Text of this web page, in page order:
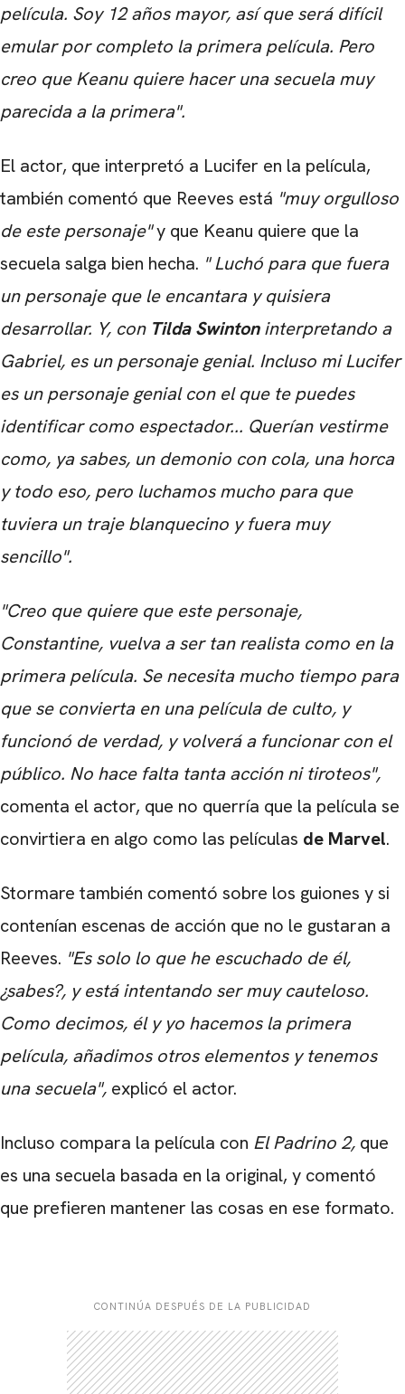
película. Soy 12 años mayor, así que será difícil
emular por completo la primera película. Pero
creo que Keanu quiere hacer una secuela muy
parecida a la primera".
El actor, que interpretó a Lucifer en la película,
también comentó que Reeves está "muy orgulloso
de este personaje"y que Keanu quiere que la
secuela salga bien hecha. " Luchó para que fuera
un personaje que le encantara y quisiera
desarrollar. Y, con Tilda Swintoninterpretando a
Gabriel, es un personaje genial. Incluso mi Lucifer
es un personaje genial con el que te puedes
identificar como espectador... Querían vestirme
como, ya sabes, un demonio con cola, una horca
y todo eso, pero luchamos mucho para que
tuviera un traje blanquecino y fuera muy
sencillo".
"Creo que quiere que este personaje,
Constantine, vuelva a ser tan realista como en la
primera película. Se necesita mucho tiempo para
que se convierta en una película de culto, y
funcionó de verdad, y volverá a funcionar con el
público. No hace falta tanta acción ni tiroteos",
comenta el actor, que no querría que la película se
convirtiera en algo como las películas de Marvel.
Stormare también comentó sobre los guiones y si
contenían escenas de acción que no le gustaran a
Reeves. "Es solo lo que he escuchado de él,
¿sabes?, y está intentando ser muy cauteloso.
Como decimos, él y yo hacemos la primera
película, añadimos otros elementos y tenemos
una secuela", explicó el actor.
Incluso compara la película con El Padrino 2, que
es una secuela basada en la original, y comentó
que prefieren mantener las cosas en ese formato.
CONTINÚA DESPUÉS DE LA PUBLICIDAD
CARREGANDO PUBLICIDADE